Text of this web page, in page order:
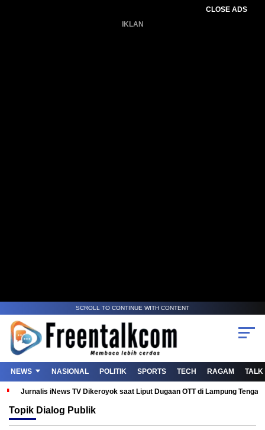
CLOSE ADS
IKLAN
SCROLL TO CONTINUE WITH CONTENT
NEWS NASIONAL POLITIK SPORTS TECH RAGAM TALK
Jurnalis iNews TV Dikeroyok saat Liput Dugaan OTT di Lampung
Topik Dialog Publik